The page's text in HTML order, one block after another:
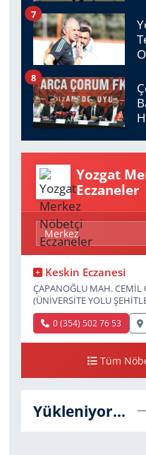
7
8
Yozgat
Eczaneler
Keskin Eczanesi
ÇAPANOĞLU MAH. CEMİL
(ÜNİVERSİTE YOLU
0 (354) 502 76 53
Tüm
Yükleniyor...